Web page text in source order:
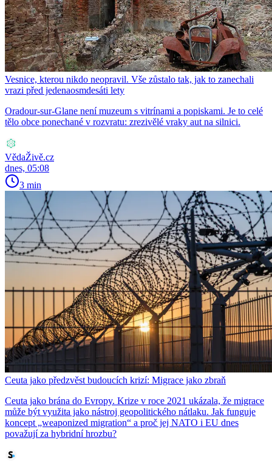
Vesnice, kterou nikdo neopravil. Vše zůstalo tak, jak to zanechali
vrazi před jedenaosmdesáti lety
Oradour-sur-Glane není muzeum s vitrínami a popiskami. Je to celé
tělo obce ponechané v rozvratu: zrezivělé vraky aut na silnici.
VědaŽivě.cz
dnes, 05:08
3 min
Ceuta jako předzvěst budoucích krizí: Migrace jako zbraň
Ceuta jako brána do Evropy. Krize v roce 2021 ukázala, že migrace
může být využita jako nástroj geopolitického nátlaku. Jak funguje
koncept „weaponized migration“ a proč jej NATO i EU dnes
považují za hybridní hrozbu?